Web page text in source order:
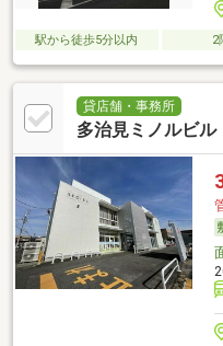
駅から徒歩5分以内 2
貸店舗・事務所
多治見ミノルビル